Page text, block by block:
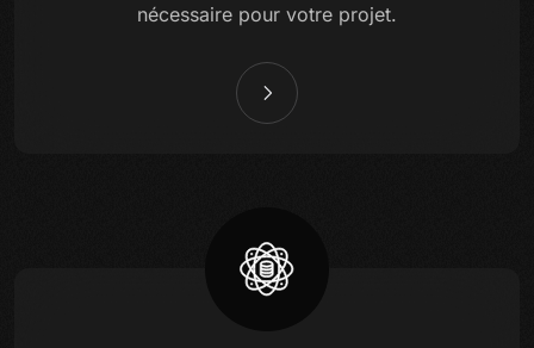
nécessaire pour votre projet.